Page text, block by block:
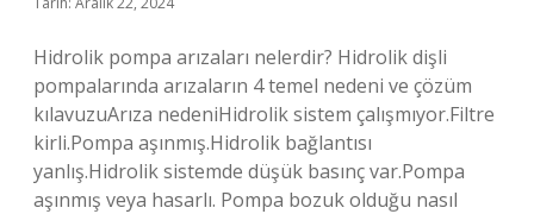
Hidrolik pompa arızaları nelerdir? Hidrolik dişli
pompalarında arızaların 4 temel nedeni ve çözüm
kılavuzuArıza nedeniHidrolik sistem çalışmıyor.Filtre
kirli.Pompa aşınmış.Hidrolik bağlantısı
yanlış.Hidrolik sistemde düşük basınç var.Pompa
aşınmış veya hasarlı. Pompa bozuk olduğu nasıl